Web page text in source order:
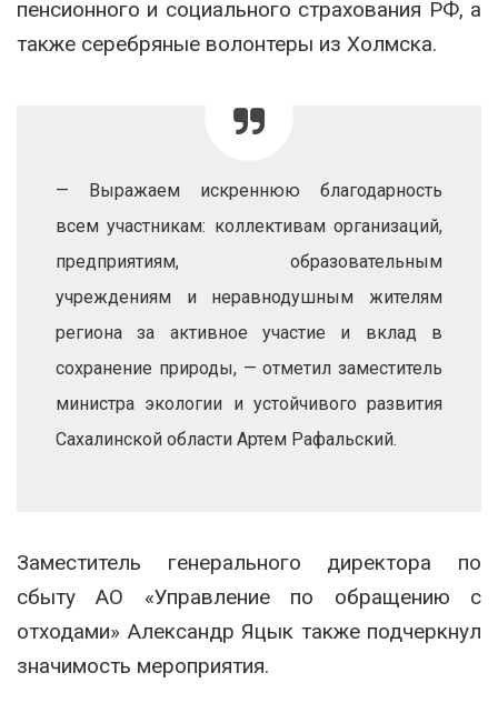
пенсионного и социального страхования РФ, а
также серебряные волонтеры из Холмска.
— Выражаем искреннюю благодарность
всем участникам: коллективам организаций,
предприятиям, образовательным
учреждениям и неравнодушным жителям
региона за активное участие и вклад в
сохранение природы, — отметил заместитель
министра экологии и устойчивого развития
Сахалинской области Артем Рафальский.
Заместитель генерального директора по
сбыту АО «Управление по обращению с
отходами» Александр Яцык также подчеркнул
значимость мероприятия.